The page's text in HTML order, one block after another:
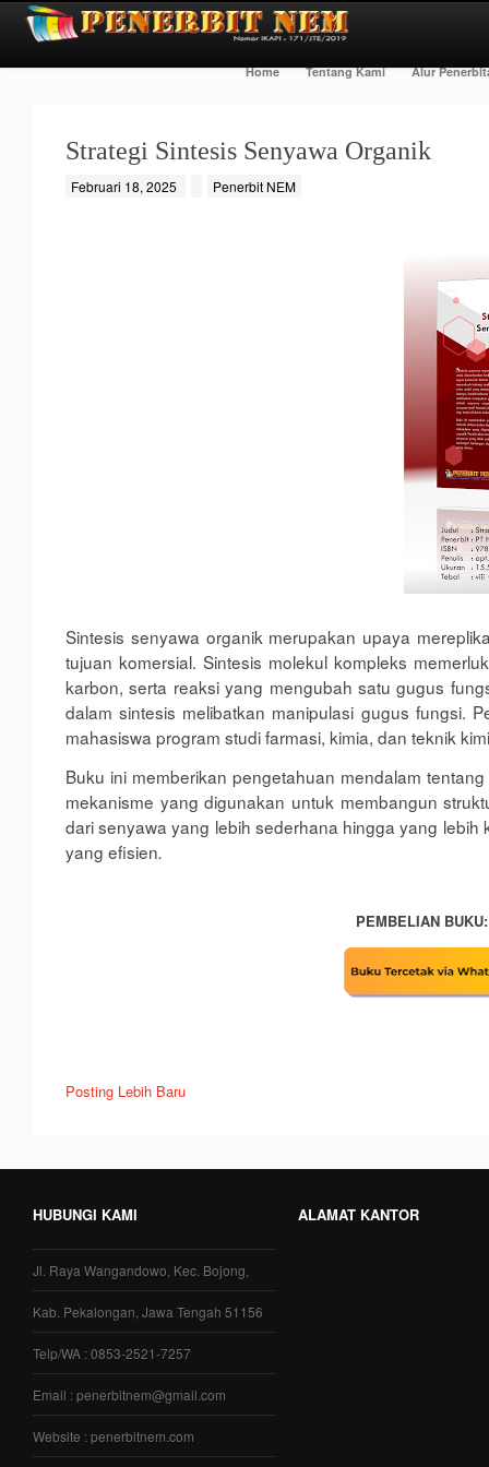
Home Tentang Kami Alur
Strategi Sintesis Senyawa Organik
Februari 18, 2025 Penerbit NEM
Sintesis senyawa organik merupakan upaya
tujuan komersial. Sintesis molekul kompleks
karbon, serta reaksi yang mengubah satu gugus
dalam sintesis melibatkan manipulasi gugus fungsi.
mahasiswa program studi farmasi, kimia, dan teknik
Buku ini memberikan pengetahuan mendalam
mekanisme yang digunakan untuk membangun
dari senyawa yang lebih sederhana hingga yang
yang efisien.
PEMBELIAN BUKU:
Posting Lebih Baru
HUBUNGI KAMI
Jl. Raya Wangandowo, Kec. Bojong,
Kab. Pekalongan, Jawa Tengah 51156
Telp/WA : 0853-2521-7257
Email : penerbitnem@gmail.com
Website : penerbitnem.com
ALAMAT KANTOR